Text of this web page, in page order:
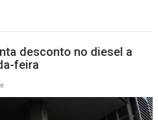
desconto no diesel a
feira